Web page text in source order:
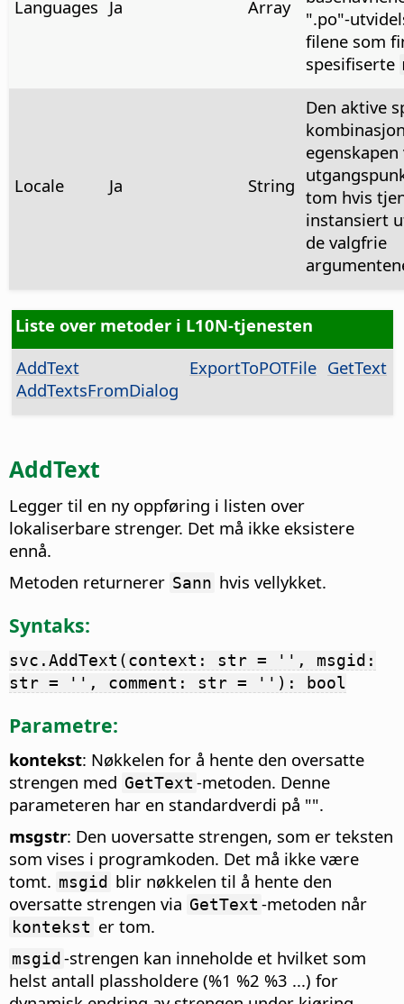
Languages Ja Array
".po"-
filene som
spesifiserte
Locale Ja String
Den aktive
egenskapen
tom hvis
instansiert
de valgfrie
Liste over metoder i L10N-tjenesten
AddText
AddTextsFromDialog
ExportToPOTFile GetText
AddText
Legger til en ny oppføring i listen over
lokaliserbare strenger. Det må ikke eksistere
ennå.
Metoden returnerer Sann hvis vellykket.
Syntaks:
svc.AddText(context: str = '', msgid:
str = '', comment: str = ''): bool
Parametre:
kontekst: Nøkkelen for å hente den oversatte
strengen med GetText -metoden. Denne
parameteren har en standardverdi på "".
msgstr: Den uoversatte strengen, som er teksten
som vises i programkoden. Det må ikke være
tomt. msgid blir nøkkelen til å hente den
oversatte strengen via GetText -metoden når
kontekst er tom.
msgid -strengen kan inneholde et hvilket som
helst antall plassholdere (%1 %2 %3 ...) for